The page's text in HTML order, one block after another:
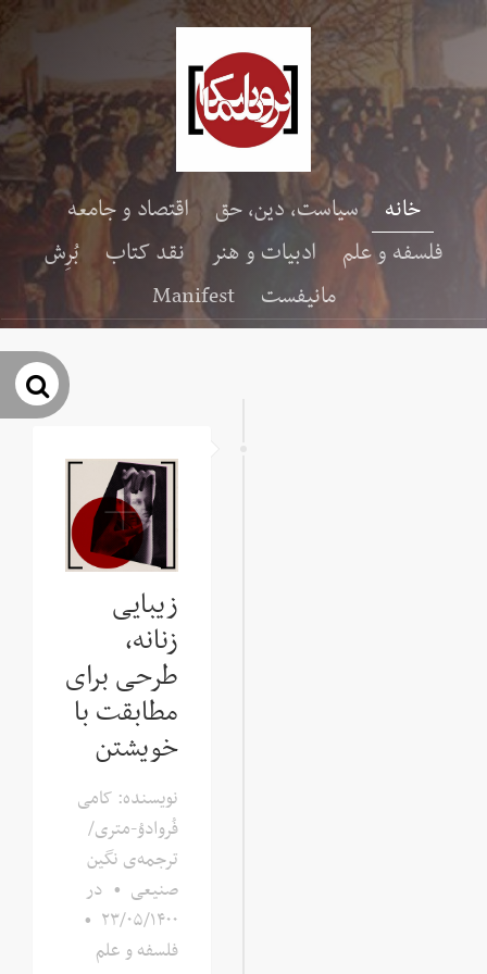
خانه سیاست، دین، حق
اقتصاد و جامعه
فلسفه و علم
ادبیات و هنر نقد کتاب
بُرِش
مانیفست
Manifest
زیبایی
زنانه،
طرحی برای
مطابقت با
خویشتن
نویسنده: کامی
فُروادوُ-متری/
ترجمه‌ی نگین
صنیعی • در
۲۳/۰۵/۱۴۰۰ •
فلسفه و علم